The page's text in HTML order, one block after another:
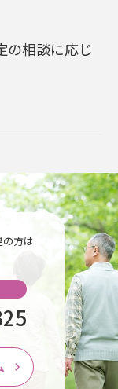
の相談に応じ
方は